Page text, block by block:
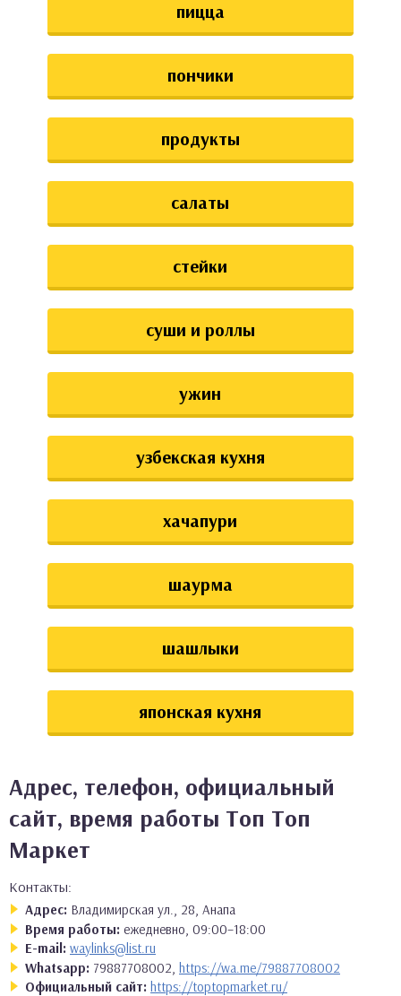
пицца
пончики
продукты
салаты
стейки
суши и роллы
ужин
узбекская кухня
хачапури
шаурма
шашлыки
японская кухня
Адрес, телефон, официальный
сайт, время работы Топ Топ
Маркет
Контакты:
Адрес: Владимирская ул., 28, Анапа
Время работы: ежедневно, 09:00–18:00
E-mail: waylinks@list.ru
Whatsapp: 79887708002, https://wa.me/79887708002
Официальный сайт: https://toptopmarket.ru/